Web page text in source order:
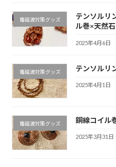
電磁波対策グッズ
テンソルリ
ル巻×天然石
2025年4月6日
電磁波対策グッズ テンソルリ
2025年4月1日
電磁波対策グッズ 銅線コイル
2025年3月31日